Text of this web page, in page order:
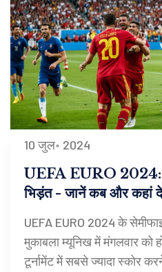
10 जुल॰ 2024
UEFA EURO 2024:
भिड़ंत - जानें कब और कहां
UEFA EURO 2024 के
मुकाबला म्यूनिख में मंगलवार को
टूर्नामेंट में सबसे ज्यादा स्कोर